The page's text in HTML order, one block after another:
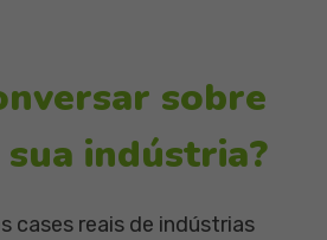
sobre
sua indústria?
cases reais de indústrias